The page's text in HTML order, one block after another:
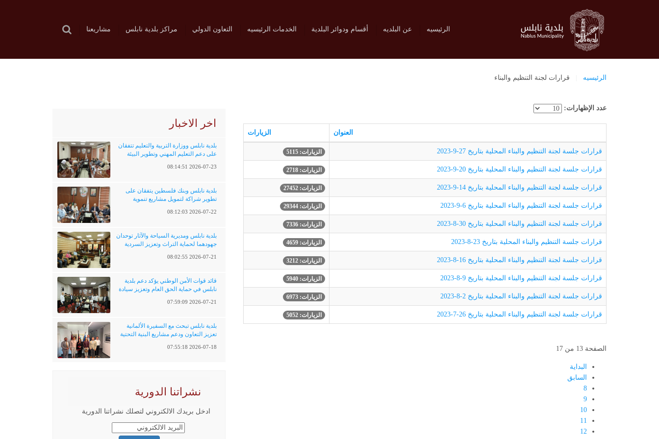
الرئيسيه عن البلديه أقسام ودوائر البلدية الخدمات الرئيسيه التعاون الدولي مراكز بلدية نابلس مشاريعنا
الرئيسيه قرارات لجنة التنظيم والبناء
اخر الاخبار
بلدية نابلس ووزارة التربية والتعليم تتفقان
على دعم التعليم المهني وتطوير البيئة
2026-07-23 08:14:51
بلدية نابلس وبنك فلسطين يتفقان على
تطوير شراكة لتمويل مشاريع تنموية
2026-07-22 08:12:03
بلدية نابلس ومديرية السياحة والآثار توحدان
جهودهما لحماية التراث وتعزيز السردية
2026-07-21 08:02:55
قائد قوات الأمن الوطني يؤكد دعم بلدية
نابلس في حماية الحق العام وتعزيز سيادة
2026-07-21 07:59:09
بلدية نابلس تبحث مع السفيرة الألمانية
تعزيز التعاون ودعم مشاريع البنية التحتية
2026-07-18 07:55:18
نشراتنا الدورية
ادخل بريدك الالكتروني لتصلك نشراتنا الدورية
عدد الإظهارات:
العنوان الزيارات
قرارات جلسة لجنة التنظيم والبناء المحلية بتاريخ 27-9-2023 الزيارات: 5115
قرارات جلسة لجنة التنظيم والبناء المحلية بتاريخ 20-9-2023 الزيارات: 2718
قرارات جلسة لجنة التنظيم والبناء المحلية بتاريخ 14-9-2023 الزيارات: 27452
قرارات جلسة لجنة التنظيم والبناء المحلية بتاريخ 6-9-2023 الزيارات: 29344
قرارات جلسة لجنة التنظيم والبناء المحلية بتاريخ 30-8-2023 الزيارات: 7336
قرارات جلسة التنظيم والبناء المحلية بتاريخ 23-8-2023 الزيارات: 4659
قرارات جلسة لجنة التنظيم والبناء المحلية بتاريخ 16-8-2023 الزيارات: 3212
قرارات جلسة لجنة التنظيم والبناء المحلية بتاريخ 9-8-2023 الزيارات: 5940
قرارات جلسة لجنة التنظيم والبناء المحلية بتاريخ 2-8-2023 الزيارات: 6973
قرارات جلسة لجنة التنظيم والبناء المحلية بتاريخ 26-7-2023 الزيارات: 5052
الصفحة 13 من 17
البداية
السابق
8
9
10
11
12